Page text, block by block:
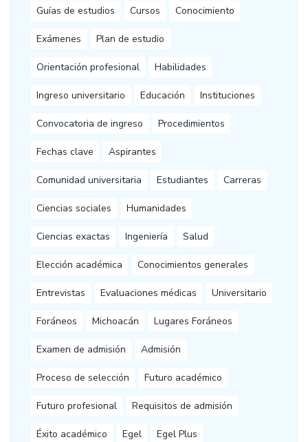
Guías de estudios Cursos Conocimiento
Exámenes Plan de estudio
Orientación profesional Habilidades
Ingreso universitario Educación Instituciones
Convocatoria de ingreso Procedimientos
Fechas clave Aspirantes
Comunidad universitaria Estudiantes Carreras
Ciencias sociales Humanidades
Ciencias exactas Ingeniería Salud
Elección académica Conocimientos generales
Entrevistas Evaluaciones médicas Universitario
Foráneos Michoacán Lugares Foráneos
Examen de admisión Admisión
Proceso de selección Futuro académico
Futuro profesional Requisitos de admisión
Éxito académico Egel Egel Plus